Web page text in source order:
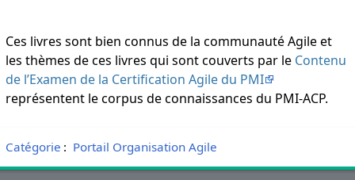
Ces livres sont bien connus de la communauté Agile et
les thèmes de ces livres qui sont couverts par le Contenu
de l’Examen de la Certification Agile du PMI
représentent le corpus de connaissances du PMI-ACP.
Catégorie : Portail Organisation Agile